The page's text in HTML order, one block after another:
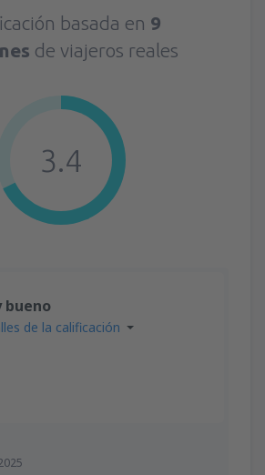
basada en 9
de viajeros reales
3.4
bueno
de la calificación